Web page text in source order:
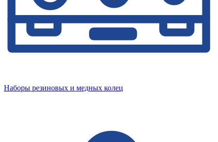
Наборы резиновых и медных колец